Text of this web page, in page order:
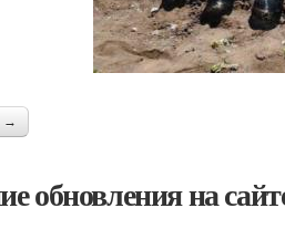
→
обновления на